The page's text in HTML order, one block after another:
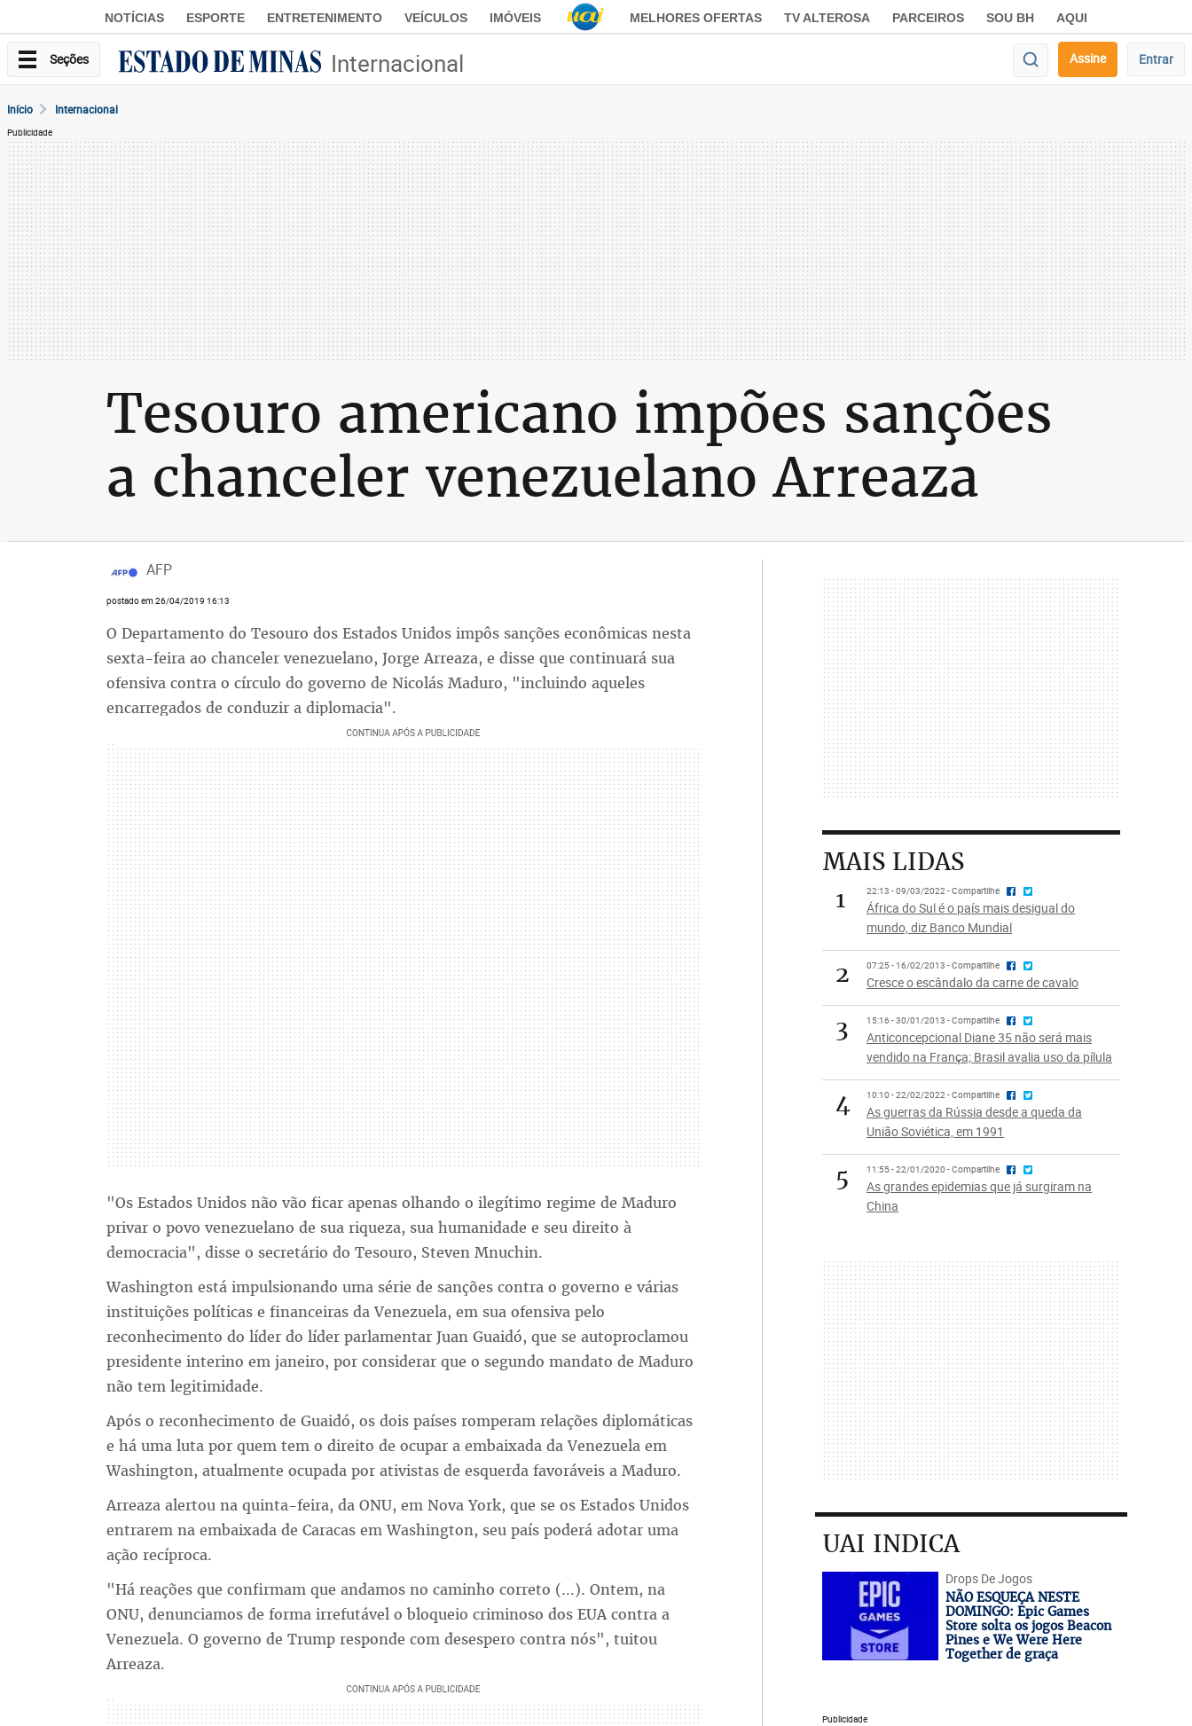
NOTÍCIAS ESPORTE ENTRETENIMENTO VEÍCULOS IMÓVEIS MELHORES OFERTAS TV ALTEROSA PARCEIROS SOU BH AQUI
Seções Internacional Assine Entrar
Início Internacional
Publicidade
Tesouro americano impões sanções
a chanceler venezuelano Arreaza
AFP
postado em 26/04/2019 16:13
O Departamento do Tesouro dos Estados Unidos impôs sanções econômicas nesta
sexta-feira ao chanceler venezuelano, Jorge Arreaza, e disse que continuará sua
ofensiva contra o círculo do governo de Nicolás Maduro, "incluindo aqueles
encarregados de conduzir a diplomacia".
"Os Estados Unidos não vão ficar apenas olhando o ilegítimo regime de Maduro
privar o povo venezuelano de sua riqueza, sua humanidade e seu direito à
democracia", disse o secretário do Tesouro, Steven Mnuchin.
Washington está impulsionando uma série de sanções contra o governo e várias
instituições políticas e financeiras da Venezuela, em sua ofensiva pelo
reconhecimento do líder do líder parlamentar Juan Guaidó, que se autoproclamou
presidente interino em janeiro, por considerar que o segundo mandato de Maduro
não tem legitimidade.
Após o reconhecimento de Guaidó, os dois países romperam relações diplomáticas
e há uma luta por quem tem o direito de ocupar a embaixada da Venezuela em
Washington, atualmente ocupada por ativistas de esquerda favoráveis a Maduro.
Arreaza alertou na quinta-feira, da ONU, em Nova York, que se os Estados Unidos
entrarem na embaixada de Caracas em Washington, seu país poderá adotar uma
ação recíproca.
"Há reações que confirmam que andamos no caminho correto (...). Ontem, na
ONU, denunciamos de forma irrefutável o bloqueio criminoso dos EUA contra a
Venezuela. O governo de Trump responde com desespero contra nós", tuitou
Arreaza.
MAIS LIDAS
1
22:13 - 09/03/2022 - Compartilhe
África do Sul é o país mais desigual do
mundo, diz Banco Mundial
2 07:25 - 16/02/2013 - Compartilhe
Cresce o escândalo da carne de cavalo
3 15:16 - 30/01/2013 - Compartilhe
Anticoncepcional Diane 35 não será mais
vendido na França; Brasil avalia uso da pílula
4 10:10 - 22/02/2022 - Compartilhe
As guerras da Rússia desde a queda da
União Soviética, em 1991
5 11:55 - 22/01/2020 - Compartilhe
As grandes epidemias que já surgiram na
China
UAI INDICA
Drops De Jogos
NÃO ESQUEÇA NESTE
DOMINGO: Epic Games
Store solta os jogos Beacon
Pines e We Were Here
Together de graça
Publicidade